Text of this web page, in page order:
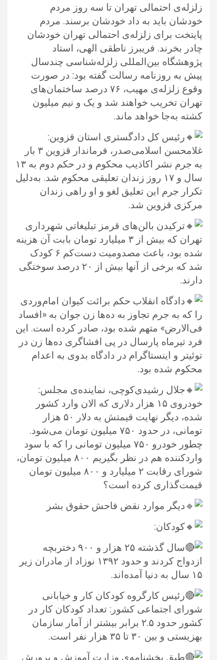
زلزله‌ی احتمالی تهران تا سه روز مردم
خودشان باید به داد خودشان برسند. مردم
پایتخت برای زلزله‌ی احتمالی تهران خودشان
چادر بخرند. ‏فریبرز ناطقی الهی، استاد
پژوهشگاه بین‌المللی زلزله‌شناسی چندسال
پیش به روزنامه رسالت گفته بود: در صورت
وقوع زلزله‌ی مهیب، ۷۶ درصد ‏ساختمان‌های
تهران تخریب خواهند شد و یک و نیم میلیون
کشته به‌جا خواهد ماند.‏
رئیس کل دادگستری استان قزوین:
غلامحسن اسلامی‌صدر، فرماندار قزوین ۳ بار
به جرم نشر اکاذیب محکوم و در حکم دوم به ۱۳
سال و ‏‏۱۷ روز زندان تعلیقی محکوم شد. به‌دلیل
تکرار جرم این تعلیق لغو و او راهی زندان
مرکزی قزوین شد.‏
ترکیدن بالن‌های قرمز تبلیغاتی شهرداری
تهران که بیش از ۳ میلیارد تومان بابت آن هزینه
شده بود، باعث مصدومیت دست‌کم ۶ کودک
‏شد که برخی از آنها بیش از ۲۰ درصد سوختگی
دارند.‏
دادگاه انقلاب حکم برائت کیوان امام‌وردی
را که به جرم تجاوز به ده‌ها زن جوان به «افساد
فی‌الارض» متهم شده‌ بود، صادر کرده است. ‏این
فرد تیرماه پارسال در پی افشاگری ده‌ها زن در
توئیتر و اینستاگرام در دادگاه بدوی به اعدام
محکوم شده بود. ‏
جلال رشیدی‌کوچی، نماینده‌ی مجلس:
️خودروی ۱۵ هزار دلاری که الان وارد کشور
شده، دیگر نهایت قیمتش به دلار ۵۰ هزار
تومانی، ‏در حدود ۷۵۰ میلیون تومان می‌شود.
چطور خودرو ۷۵۰ میلیون تومانی را که با سود
واردکننده هم در نظر بگیریم ۸۰۰ میلیون تومان،
شورای ‏رقابت ۲ میلیارد و ۸۰۰ میلیون تومان
قیمت‌گذاری کرده است؟
دیگر موارد ‏نقض فاحش حقوق بشر ‏
کودکان: ‏
سال گذشته ۲۵ هزار و ۹۰۰ دختربچه
ازدواج کردند و حدود ۱۳۹۲ نوزاد از مادران زیر
۱۵ سال به دنیا آمده‌اند.‏
رئیس کارگروه کودکان کار و خیابانی
شورای اجتماعی کشور: تعداد کودکان کار در
کشور حدود ۲.۵ برابر بیشتر از آمار سازمان
بهزیستی و ‏بین ۳۰ تا ۳۵ هزار نفر است.‏
طبق بخشنامه‌ی وزارت آموزش و پرورش